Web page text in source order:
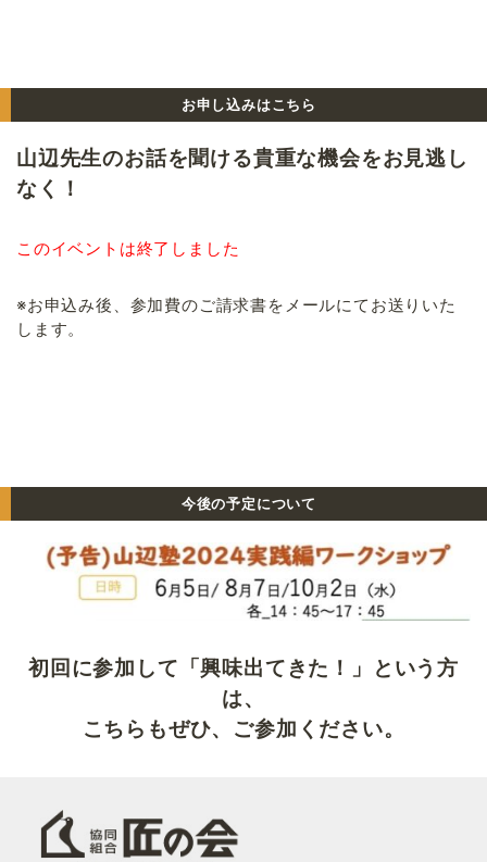
お申し込みはこちら
山辺先生のお話を聞ける貴重な機会をお見逃し
なく！
このイベントは終了しました
※お申込み後、参加費のご請求書をメールにてお送りいた
します。
今後の予定について
初回に参加して「興味出てきた！」という方
は、
こちらもぜひ、ご参加ください。